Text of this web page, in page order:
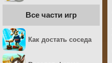
Все части игр
Как достать соседа